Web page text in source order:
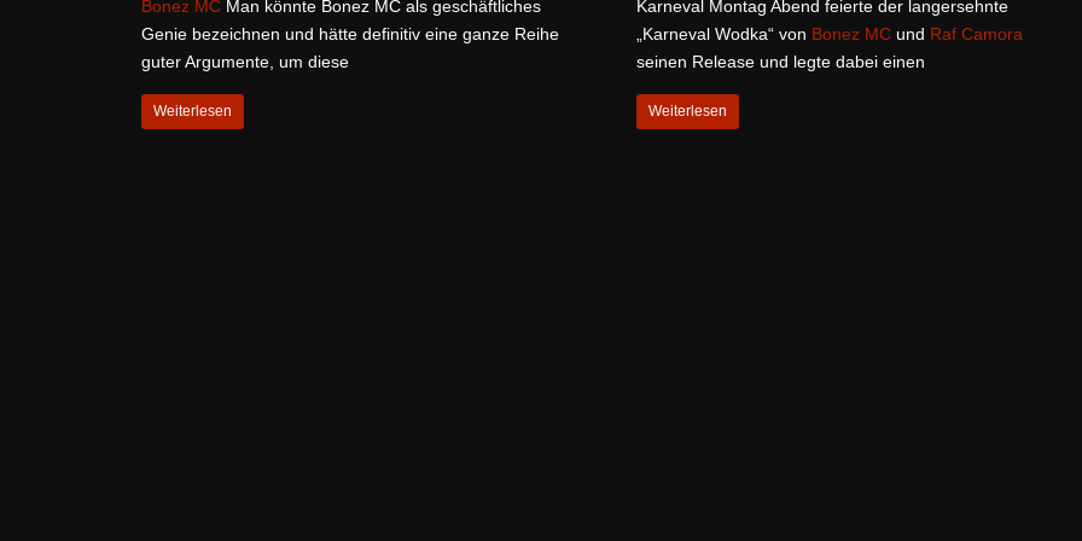
Bonez MC Man könnte Bonez MC als geschäftliches
Genie bezeichnen und hätte definitiv eine ganze Reihe
guter Argumente, um diese
Weiterlesen
Karneval Montag Abend feierte der langersehnte
„Karneval Wodka“ von Bonez MC und Raf Camora
seinen Release und legte dabei einen
Weiterlesen